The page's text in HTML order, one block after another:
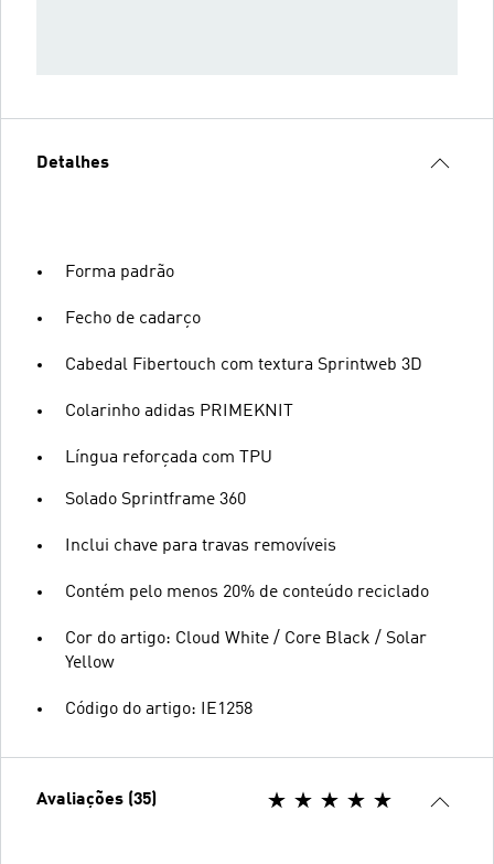
Detalhes
Forma padrão
Fecho de cadarço
Cabedal Fibertouch com textura Sprintweb 3D
Colarinho adidas PRIMEKNIT
Língua reforçada com TPU
Solado Sprintframe 360
Inclui chave para travas removíveis
Contém pelo menos 20% de conteúdo reciclado
Cor do artigo: Cloud White / Core Black / Solar
Yellow
Código do artigo: IE1258
Avaliações (35)